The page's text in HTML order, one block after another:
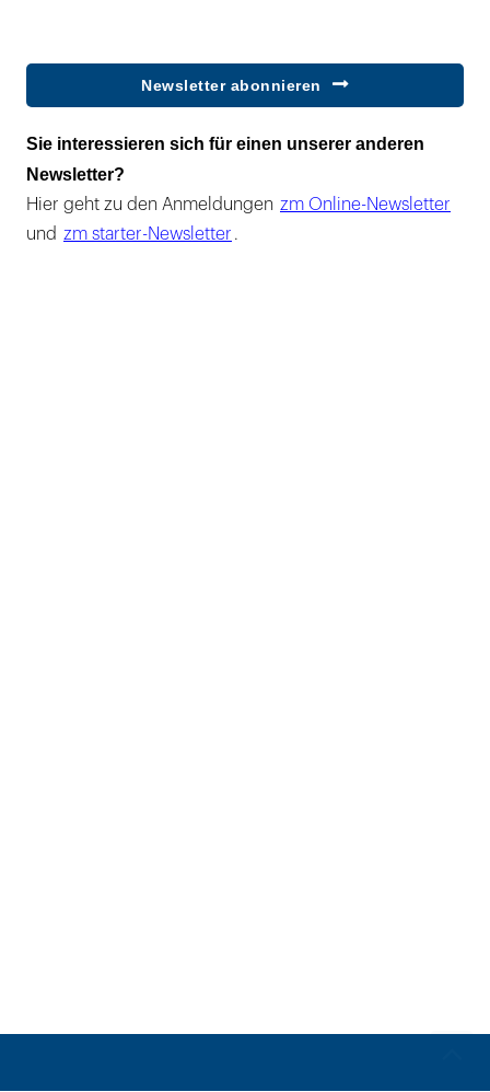
Newsletter abonnieren
Sie interessieren sich für einen unserer anderen
Newsletter?
Hier geht zu den Anmeldungen zm Online-Newsletter
und zm starter-Newsletter .